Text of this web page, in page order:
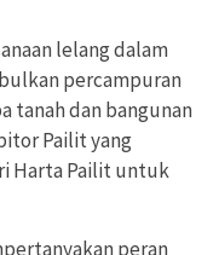
lelang dalam
percampuran
tanah dan bangunan
Pailit yang
Harta Pailit untuk
peran